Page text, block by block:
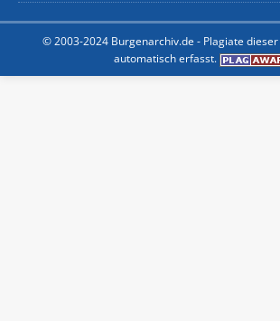
© 2003-2024 Burgenarchiv.de - Plagiate
automatisch erfasst.